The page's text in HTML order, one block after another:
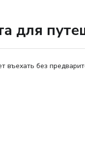
для
въехать без